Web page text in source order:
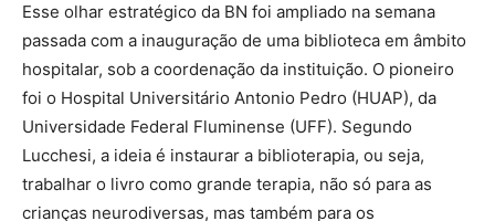
Esse olhar estratégico da BN foi ampliado na semana
passada com a inauguração de uma biblioteca em âmbito
hospitalar, sob a coordenação da instituição. O pioneiro
foi o Hospital Universitário Antonio Pedro (HUAP), da
Universidade Federal Fluminense (UFF). Segundo
Lucchesi, a ideia é instaurar a biblioterapia, ou seja,
trabalhar o livro como grande terapia, não só para as
crianças neurodiversas, mas também para os